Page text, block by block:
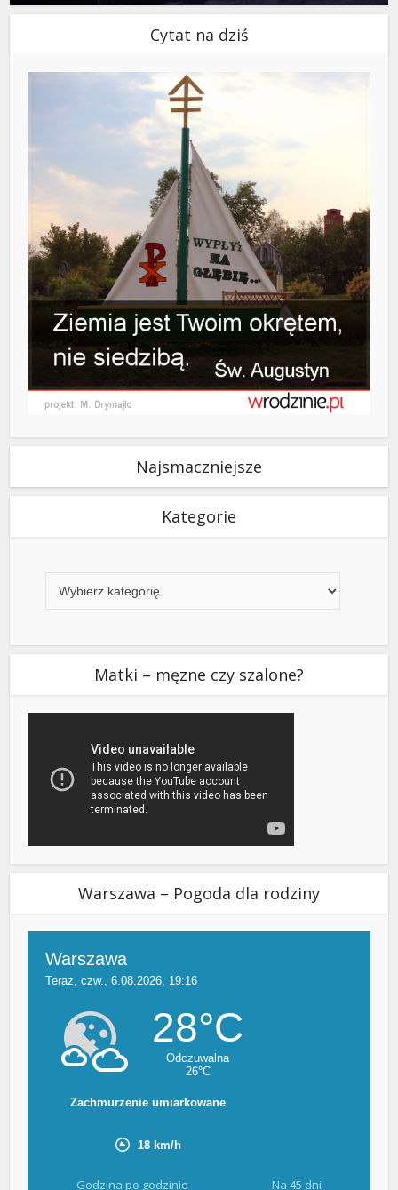
Cytat na dziś
Najsmaczniejsze
Kategorie
Matki – męzne czy szalone?
Warszawa – Pogoda dla rodziny
Godzina po godzinie Na 45 dni